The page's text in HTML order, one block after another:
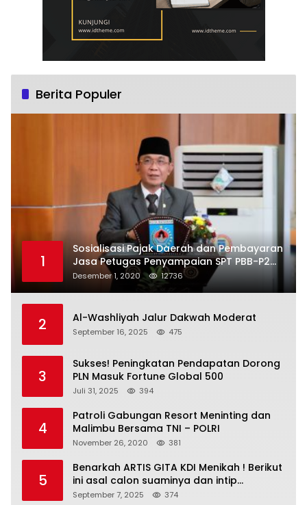
Berita Populer
1
Sosialisasi Pajak Daerah dan Pembayaran
Jasa Petugas Penyampaian SPT PBB-P2
Kota Mataram
Desember 1, 2020 12736
2 Al-Washliyah Jalur Dakwah Moderat
September 16, 2025 475
3
Sukses! Peningkatan Pendapatan Dorong
PLN Masuk Fortune Global 500
Juli 31, 2025 394
4
Patroli Gabungan Resort Meninting dan
Malimbu Bersama TNI – POLRI
November 26, 2020 381
5
Benarkah ARTIS GITA KDI Menikah ! Berikut
ini asal calon suaminya dan intip
undangannya
September 7, 2025 374